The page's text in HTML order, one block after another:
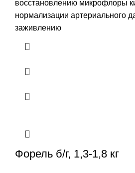
восстановлению микрофлоры
нормализации артериального
заживлению
Форель б/г, 1,3-1,8 кг